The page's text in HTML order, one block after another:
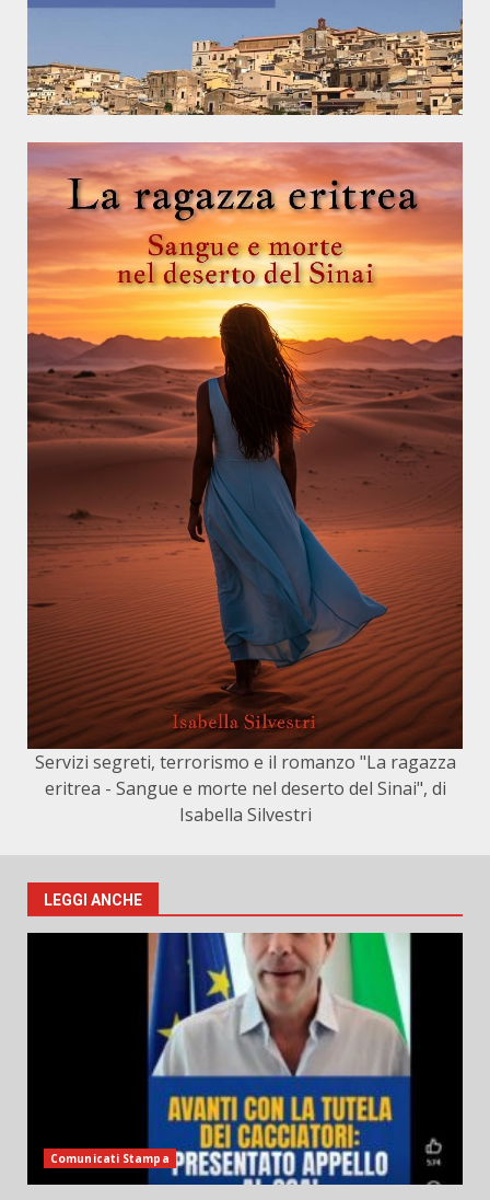
Servizi segreti, terrorismo e il romanzo "La ragazza
eritrea - Sangue e morte nel deserto del Sinai", di
Isabella Silvestri
LEGGI ANCHE
Comunicati Stampa